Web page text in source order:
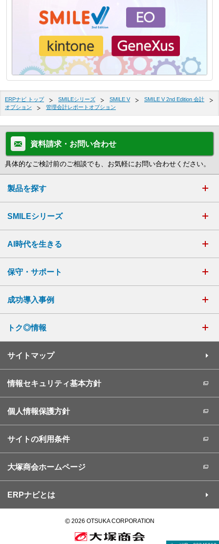
ERPナビ トップ SMILEシリーズ SMILE V
SMILE V 2nd Edition 会計
オプション
管理会計レポートオプション
資料請求・お問い合わせ
具体的なご検討前のご相談でも、お気軽にお問い合わせください。
製品を探す
SMILEシリーズ
AI時代を生きる
保守・サポート
成功導入事例
トク◎情報
サイトマップ
情報セキュリティ基本方針
個人情報保護方針
サイトの利用条件
大塚商会ホームページ
ERPナビとは
©2026 OTSUKA CORPORATION